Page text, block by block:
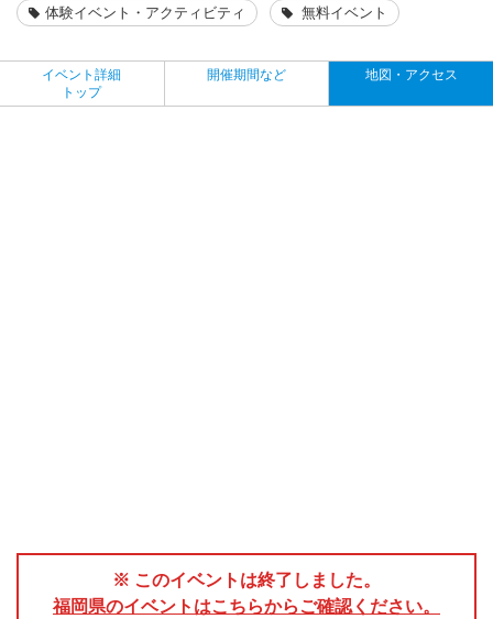
体験イベント・アクティビティ 無料イベント
イベント詳細
トップ
開催期間など 地図・アクセス
※ このイベントは終了しました。
福岡県のイベントはこちらからご確認ください。